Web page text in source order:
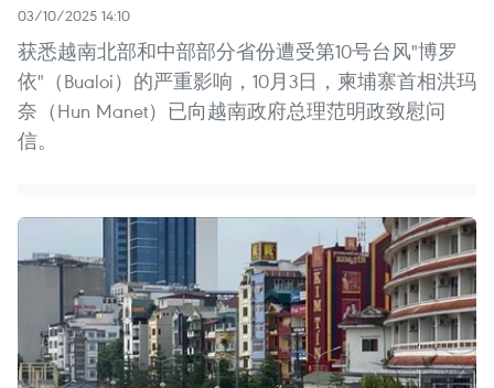
03/10/2025 14:10
获悉越南北部和中部部分省份遭受第10号台风"博罗
依"（Bualoi）的严重影响，10月3日，柬埔寨首相洪玛
奈（Hun Manet）已向越南政府总理范明政致慰问
信。